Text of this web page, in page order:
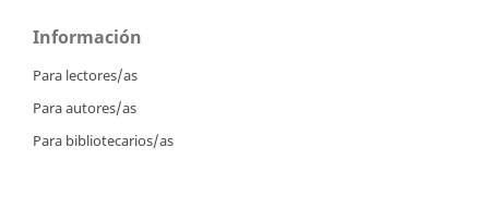
Información
Para lectores/as
Para autores/as
Para bibliotecarios/as